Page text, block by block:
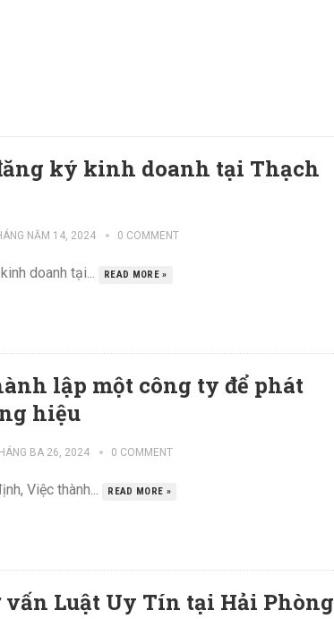
ký kinh doanh tại Thạch
NĂM 14, 2024 0 COMMENT
doanh tại... READ MORE »
lập một công ty để phát
hiệu
BA 26, 2024 0 COMMENT
Việc thành... READ MORE »
vấn Luật Uy Tín tại Hải Phòng